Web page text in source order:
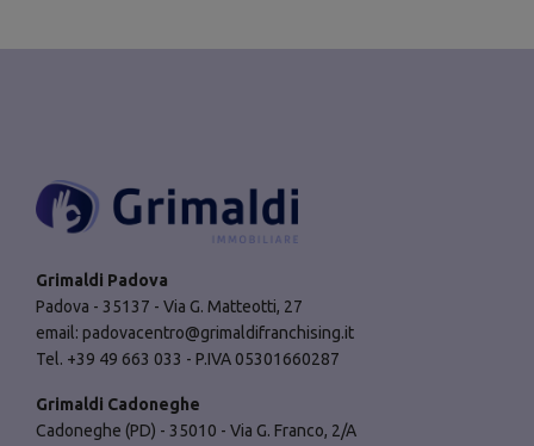
Grimaldi Padova
Padova - 35137 - Via G. Matteotti, 27
email: padovacentro@grimaldifranchising.it
Tel. +39 49 663 033 - P.IVA 05301660287
Grimaldi Cadoneghe
Cadoneghe (PD) - 35010 - Via G. Franco, 2/A